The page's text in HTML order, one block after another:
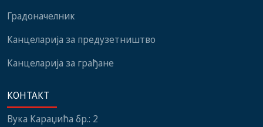
Градоначелник
Канцеларија за предузетништво
Канцеларија за грађане
КОНТАКТ
Вука Караџића бр.: 2